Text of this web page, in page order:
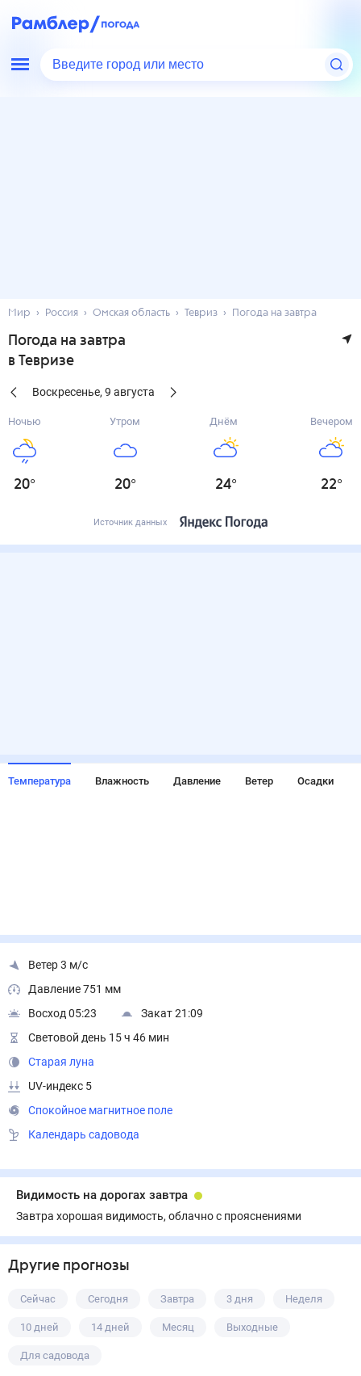
Введите город или место
Мир Россия Омская область Тевриз Погода на завтра
Погода на завтра
в Тевризе
Воскресенье, 9 августа
Ночью
20°
Утром
20°
Днём
24°
Вечером
22°
Источник данных
Температура Влажность Давление Ветер Осадки
Ветер 3 м/с
Давление 751 мм
Восход 05:23
Закат 21:09
Световой день 15 ч 46 мин
Старая луна
UV-индекс 5
Спокойное магнитное поле
Календарь садовода
Видимость на дорогах завтра
Завтра хорошая видимость, облачно с прояснениями
Другие прогнозы
Сейчас Сегодня Завтра 3 дня Неделя
10 дней 14 дней Месяц Выходные
Для садовода